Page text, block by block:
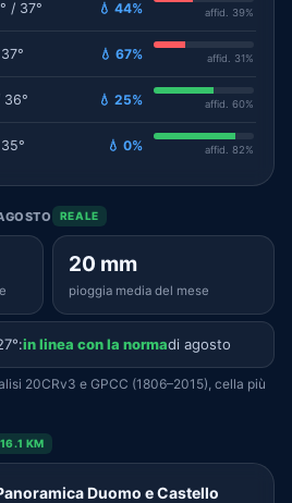
/ 37° 💧 44% affid. 39%
💧 67% affid. 31%
36° 💧 25% affid. 60%
💧 0% affid. 82%
REALE
20 mm
pioggia media del mese
in linea con la normadi agosto
20CRv3 e GPCC (1806–2015), cella più
KM
Duomo e Castello